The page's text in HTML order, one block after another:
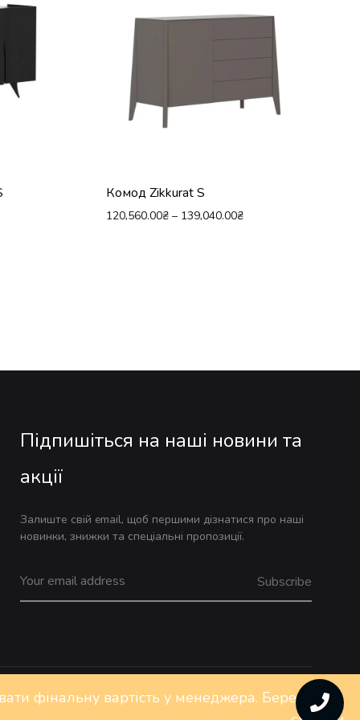
Комод Zikkurat S
120,560.00₴ – 139,040.00₴
Підпишіться на наші новини та
акції
Залиште свій email, щоб першими дізнатися про наші
новинки, знижки та спеціальні пропозиції.
Privacy Policy FAQs Контакти
фінальну вартість у менеджера. Бережіть